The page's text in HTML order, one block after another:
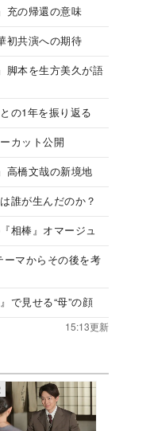
充の帰還の意味
初共演への期待
脚本を生方美久が語
の1年を振り返る
カット公開
高橋文哉の新境地
は誰が生んだのか？
相棒』オマージュ
ーマからその後を考
で見せる“母”の顔
15:13更新